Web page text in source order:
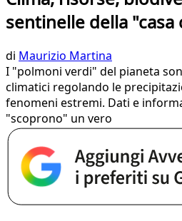
sentinelle della "casa
di Maurizio Martina
I "polmoni verdi" del pianeta
climatici regolando le
fenomeni estremi. Dati e
"scoprono" un vero